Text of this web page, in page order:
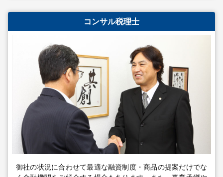
コンサル税理士
御社の状況に合わせて最適な融資制度・商品の提案だけでな